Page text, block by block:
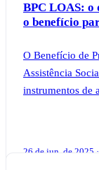
BPC LOAS: o
o benefício
O Benefício de
Assistência
instrumentos de
26 de jun. de 2025